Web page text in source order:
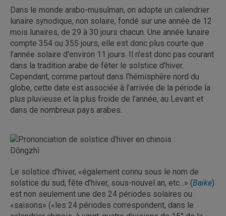
Dans le monde arabo-musulman, on adopte un calendrier
lunaire synodique, non solaire, fondé sur une année de 12
mois lunaires, de 29 à 30 jours chacun. Une année lunaire
compte 354 ou 355 jours, elle est donc plus courte que
l’année solaire d’environ 11 jours. Il n’est donc pas courant
dans la tradition arabe de fêter le solstice d’hiver.
Cependant, comme partout dans l’hémisphère nord du
globe, cette date est associée à l’arrivée de la période la
plus pluvieuse et la plus froide de l’année, au Levant et
dans de nombreux pays arabes.
Le solstice d'hiver, «également connu sous le nom de
solstice du sud, fête d'hiver, sous-nouvel an, etc...» (Baike)
est non seulement une des 24 périodes solaires ou
«saisons» («les 24 périodes correspondent, dans le